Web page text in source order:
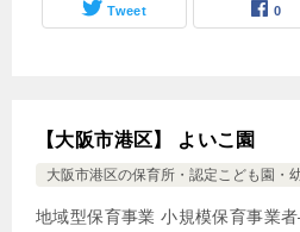
Tweet 0
【大阪市港区】 よいこ園
大阪市港区の保育所・認定こども園・
地域型保育事業 小規模保育事業